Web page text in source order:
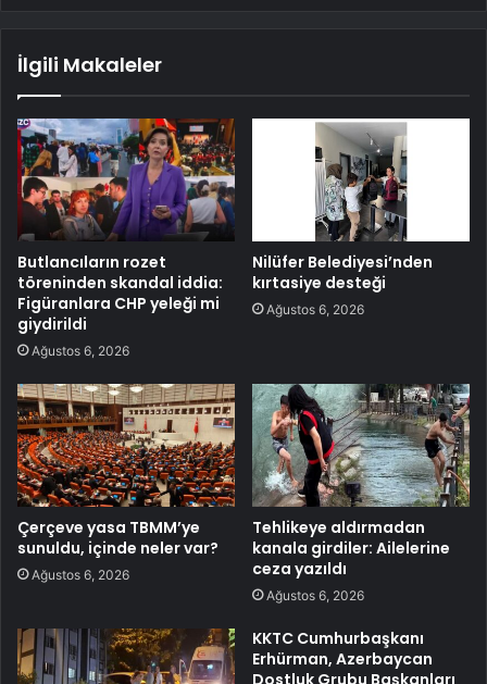
İlgili Makaleler
Butlancıların rozet
töreninden skandal iddia:
Figüranlara CHP yeleği mi
giydirildi
Ağustos 6, 2026
Nilüfer Belediyesi’nden
kırtasiye desteği
Ağustos 6, 2026
Çerçeve yasa TBMM’ye
sunuldu, içinde neler var?
Ağustos 6, 2026
Tehlikeye aldırmadan
kanala girdiler: Ailelerine
ceza yazıldı
Ağustos 6, 2026
KKTC Cumhurbaşkanı
Erhürman, Azerbaycan
Dostluk Grubu Başkanları